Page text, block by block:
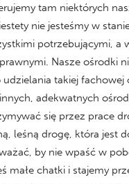
tam niektórych
nie jesteśmy w
potrzebującymi, a
Nasze ośrodki
takiej fachowej
adekwatnych
się przez prace
leśną drogę, która jest
by nie wpaść w
małe chatki i stajemy